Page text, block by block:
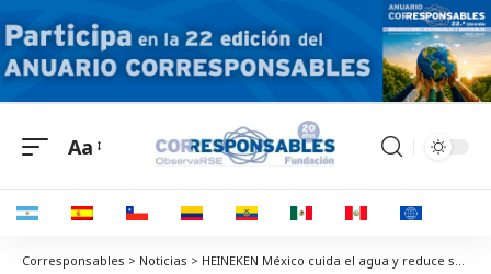
Aa
Corresponsables > Noticias > HEINEKEN México cuida el agua y reduce sus emisiones desde el campo hasta el bar